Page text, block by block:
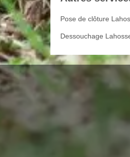
Pose de clôture
Dessouchage